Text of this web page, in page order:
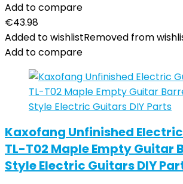
Add to compare
€43.98
Added to wishlistRemoved from
Add to compare
Kaxofang Unfinished
TL-T02 Maple Empty Guitar
Style Electric Guitars DIY